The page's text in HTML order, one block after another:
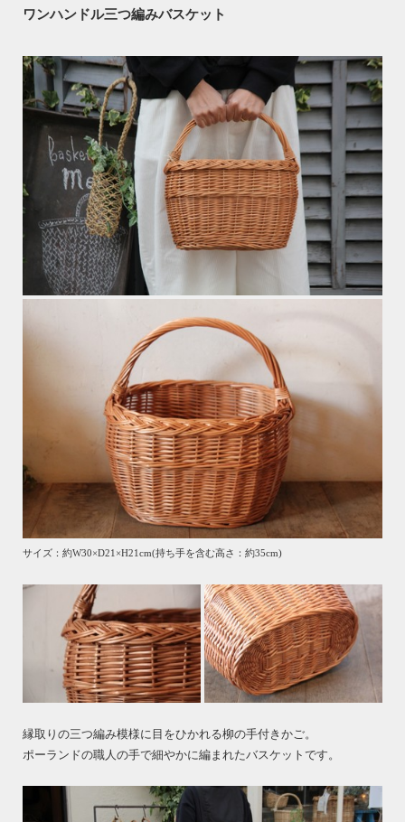
ワンハンドル三つ編みバスケット
サイズ：約W30×D21×H21cm(持ち手を含む高さ：約35cm)
縁取りの三つ編み模様に目をひかれる柳の手付きかご。
ポーランドの職人の手で細やかに編まれたバスケットです。